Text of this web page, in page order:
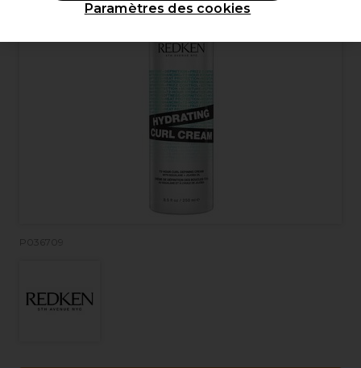
P036709
Paramètres des cookies